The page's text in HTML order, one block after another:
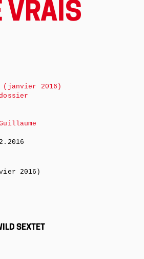
VRAIS
(janvier 2016)
2016)
SEXTET